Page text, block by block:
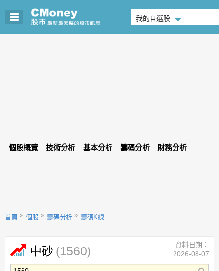
我的自選股
個股概覽 技術分析 基本分析 籌碼分析 財務分析
首頁 個股 籌碼分析 籌碼K線
中砂 (1560)
資料日期：
2026-08-07